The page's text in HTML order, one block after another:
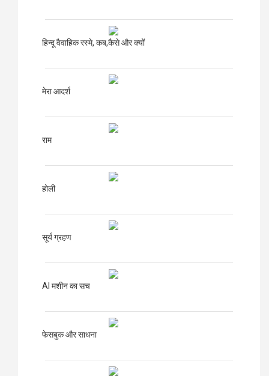
हिन्दू वैवाहिक रस्मे, कब,कैसे और क्यों
मेरा आदर्श
राम
होली
सूर्य ग्रहण
AI मशीन का सच
फेसबुक और साधना